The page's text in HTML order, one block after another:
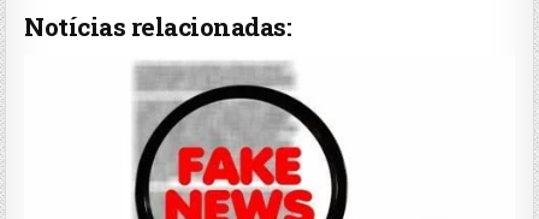
Notícias relacionadas: